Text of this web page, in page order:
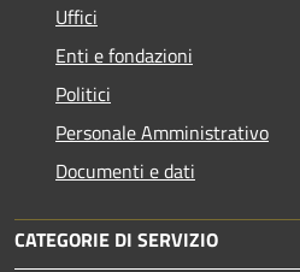
Uffici
Enti e fondazioni
Politici
Personale Amministrativo
Documenti e dati
CATEGORIE DI SERVIZIO